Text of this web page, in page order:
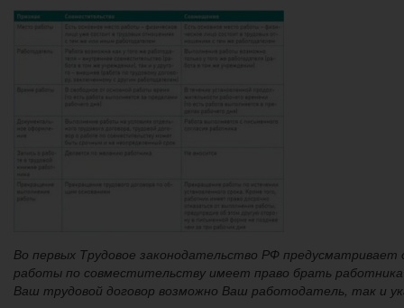
Во первых Трудовое законодательство РФ
работы по совместительству имеет право брать
Ваш трудовой договор возможно Ваш работодатель, так и